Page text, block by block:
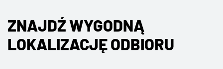
ZNAJDŹ WYGODNĄ
LOKALIZACJĘ ODBIORU